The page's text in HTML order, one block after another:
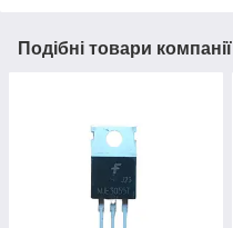
Подібні товари компанії